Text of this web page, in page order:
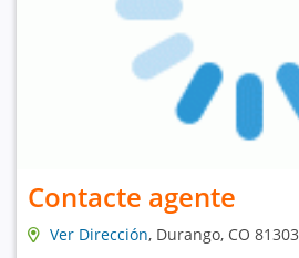
Contacte agente
Ver Dirección, Durango, CO 81303